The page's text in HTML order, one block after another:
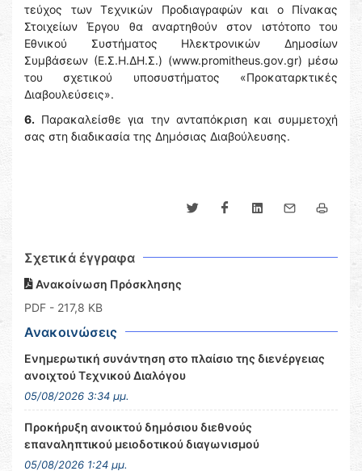
τεύχος των Τεχνικών Προδιαγραφών και ο Πίνακας
Στοιχείων Έργου θα αναρτηθούν στον ιστότοπο του
Εθνικού Συστήματος Ηλεκτρονικών Δημοσίων
Συμβάσεων (Ε.Σ.Η.ΔΗ.Σ.) (www.promitheus.gov.gr) μέσω
του σχετικού υποσυστήματος «Προκαταρκτικές
Διαβουλεύσεις».
6. Παρακαλείσθε για την ανταπόκριση και συμμετοχή
σας στη διαδικασία της Δημόσιας Διαβούλευσης.
Σχετικά έγγραφα
Ανακοίνωση Πρόσκλησης
PDF - 217,8 KB
Ανακοινώσεις
Ενημερωτική συνάντηση στο πλαίσιο της διενέργειας
ανοιχτού Τεχνικού Διαλόγου
05/08/2026 3:34 μμ.
Προκήρυξη ανοικτού δημόσιου διεθνούς
επαναληπτικού μειοδοτικού διαγωνισμού
05/08/2026 1:24 μμ.